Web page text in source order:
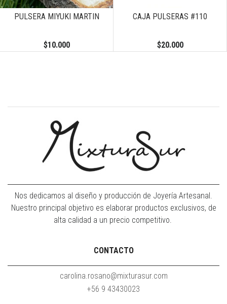
CAJA PULSERAS #110 PULSERA UNIVERSO
Nos dedicamos al diseño y producción de Joyería Artesanal.
Nuestro principal objetivo es elaborar productos exclusivos, de
alta calidad a un precio competitivo.
CONTACTO
carolina.rosano@mixturasur.com
+56 9 43430023